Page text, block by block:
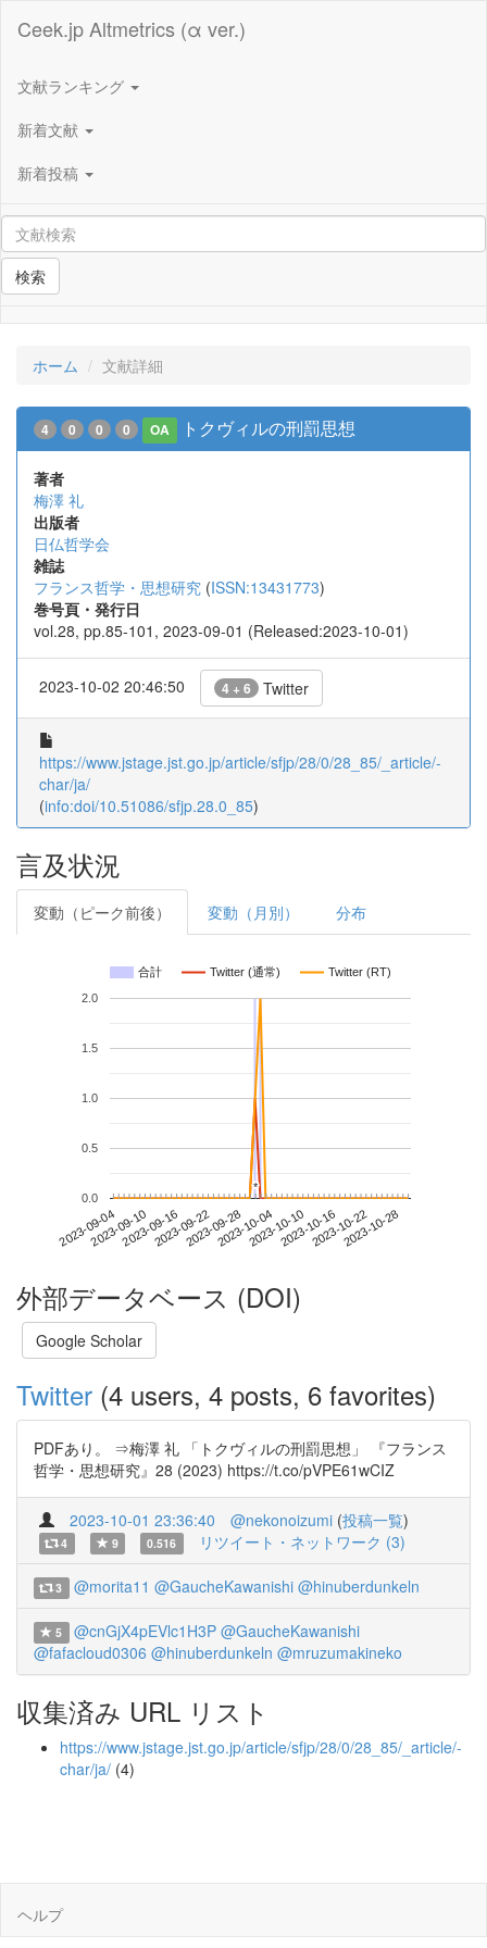
Ceek.jp Altmetrics (α ver.)
文献ランキング
新着文献
新着投稿
検索
ホーム 文献詳細
4 0 0 0 OA トクヴィルの刑罰思想
著者
梅澤 礼
出版者
日仏哲学会
雑誌
フランス哲学・思想研究 (ISSN:13431773)
巻号頁・発行日
vol.28, pp.85-101, 2023-09-01 (Released:2023-10-01)
2023-10-02 20:46:50 4 + 6 Twitter
https://www.jstage.jst.go.jp/article/sfjp/28/0/28_85/_article/-
char/ja/
(info:doi/10.51086/sfjp.28.0_85)
言及状況
変動（ピーク前後） 変動（月別） 分布
合計 Twitter (通常) Twitter (RT)
2023-09-042023-09-102023-09-162023-09-222023-09-282023-10-042023-10-102023-10-162023-10-222023-10-28
0.0
0.5
1.0
1.5
2.0
**
外部データベース (DOI)
Google Scholar
Twitter (4 users, 4 posts, 6 favorites)
PDFあり。 ⇒梅澤 礼 「トクヴィルの刑罰思想」 『フランス
哲学・思想研究』28 (2023) https://t.co/pVPE61wCIZ
2023-10-01 23:36:40 @nekonoizumi (投稿一覧)
4 9 0.516 リツイート・ネットワーク (3)
3 @morita11 @GaucheKawanishi @hinuberdunkeln
5 @cnGjX4pEVlc1H3P @GaucheKawanishi
@fafacloud0306 @hinuberdunkeln @mruzumakineko
収集済み URL リスト
https://www.jstage.jst.go.jp/article/sfjp/28/0/28_85/_article/-
char/ja/ (4)
ヘルプ